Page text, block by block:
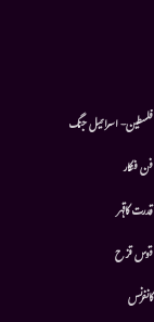
فلسطین- اسرائیل جنگ
فن فنکار
قدرت کاقہر
قوس قزح
کانفرنس